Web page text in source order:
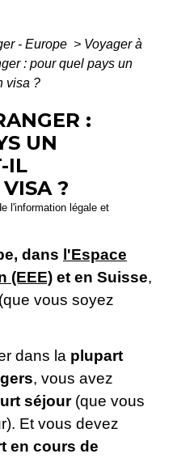
- Europe > Voyager à
: pour quel pays un
visa ?
:
UN
IL
?
l'information légale et
dans l'Espace
(EEE) et en Suisse,
vous soyez
dans la plupart
, vous avez
séjour(que vous
Et vous devez
en cours de